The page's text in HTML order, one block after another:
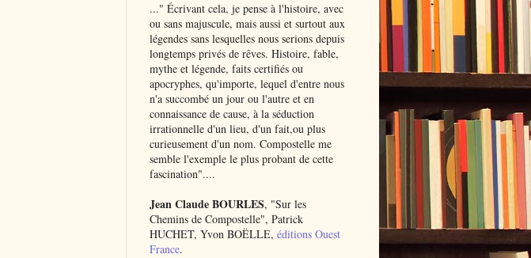
..." Écrivant cela, je pense à l'histoire, avec
ou sans majuscule, mais aussi et surtout aux
légendes sans lesquelles nous serions depuis
longtemps privés de rêves. Histoire, fable,
mythe et légende, faits certifiés ou
apocryphes, qu'importe, lequel d'entre nous
n'a succombé un jour ou l'autre et en
connaissance de cause, à la séduction
irrationnelle d'un lieu, d'un fait,ou plus
curieusement d'un nom. Compostelle me
semble l'exemple le plus probant de cette
fascination"....
Jean Claude BOURLES, "Sur les
Chemins de Compostelle", Patrick
HUCHET, Yvon BOËLLE, éditions Ouest
France.